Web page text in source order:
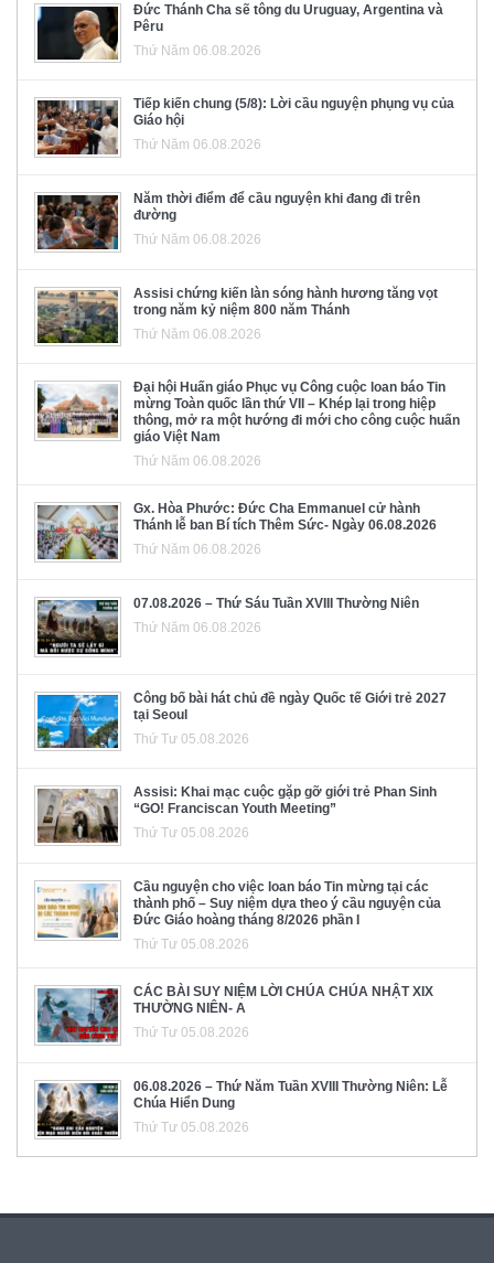
Đức Thánh Cha sẽ tông du Uruguay, Argentina và
Pêru
Thứ Năm 06.08.2026
Tiếp kiến chung (5/8): Lời cầu nguyện phụng vụ của
Giáo hội
Thứ Năm 06.08.2026
Năm thời điểm để cầu nguyện khi đang đi trên
đường
Thứ Năm 06.08.2026
Assisi chứng kiến làn sóng hành hương tăng vọt
trong năm kỷ niệm 800 năm Thánh
Thứ Năm 06.08.2026
Đại hội Huấn giáo Phục vụ Công cuộc loan báo Tin
mừng Toàn quốc lần thứ VII – Khép lại trong hiệp
thông, mở ra một hướng đi mới cho công cuộc huấn
giáo Việt Nam
Thứ Năm 06.08.2026
Gx. Hòa Phước: Đức Cha Emmanuel cử hành
Thánh lễ ban Bí tích Thêm Sức- Ngày 06.08.2026
Thứ Năm 06.08.2026
07.08.2026 – Thứ Sáu Tuần XVIII Thường Niên
Thứ Năm 06.08.2026
Công bố bài hát chủ đề ngày Quốc tế Giới trẻ 2027
tại Seoul
Thứ Tư 05.08.2026
Assisi: Khai mạc cuộc gặp gỡ giới trẻ Phan Sinh
“GO! Franciscan Youth Meeting”
Thứ Tư 05.08.2026
Cầu nguyện cho việc loan báo Tin mừng tại các
thành phố – Suy niệm dựa theo ý cầu nguyện của
Đức Giáo hoàng tháng 8/2026 phần I
Thứ Tư 05.08.2026
CÁC BÀI SUY NIỆM LỜI CHÚA CHÚA NHẬT XIX
THƯỜNG NIÊN- A
Thứ Tư 05.08.2026
06.08.2026 – Thứ Năm Tuần XVIII Thường Niên: Lễ
Chúa Hiển Dung
Thứ Tư 05.08.2026